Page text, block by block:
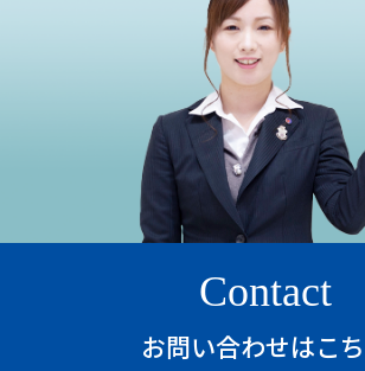
Contact
お問い合わせはこ